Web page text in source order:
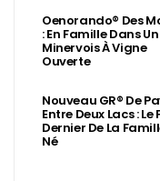
Oenorando® Des
: En Famille Dans Un
Minervois À Vigne
Ouverte
Nouveau GR® De
Entre Deux Lacs : Le
Dernier De La
Né